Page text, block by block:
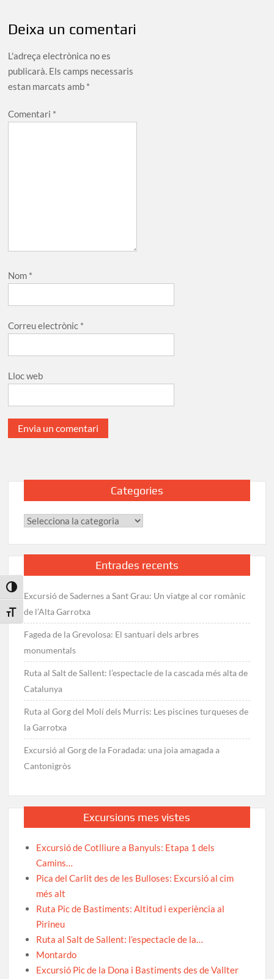
Toggle High Contrast
Toggle Font size
Deixa un comentari
L'adreça electrònica no es
publicarà. Els camps necessaris
estan marcats amb *
Comentari *
Nom *
Correu electrònic *
Lloc web
Categories
Categories
Entrades recents
Excursió de Sadernes a Sant Grau: Un viatge al cor romànic
de l’Alta Garrotxa
Fageda de la Grevolosa: El santuari dels arbres
monumentals
Ruta al Salt de Sallent: l’espectacle de la cascada més alta de
Catalunya
Ruta al Gorg del Molí dels Murris: Les piscines turqueses de
la Garrotxa
Excursió al Gorg de la Foradada: una joia amagada a
Cantonigròs
Excursions mes vistes
Excursió de Cotlliure a Banyuls: Etapa 1 dels
Camins…
Pica del Carlit des de les Bulloses: Excursió al cim
més alt
Ruta Pic de Bastiments: Altitud i experiència al
Pirineu
Ruta al Salt de Sallent: l’espectacle de la…
Montardo
Excursió Pic de la Dona i Bastiments des de Vallter